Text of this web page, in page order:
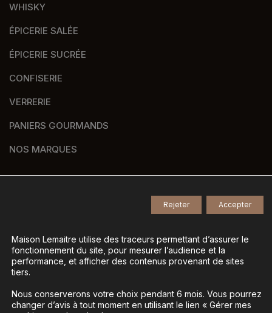
WHISKY
ÉPICERIE SALÉE
ÉPICERIE SUCRÉE
CONFISERIE
VERRERIE
PANIERS GOURMANDS
NOS MARQUES
Tous droits réservés -
Mentions légales-
Gestion des données personnelles-
Gérer mes cookies
Maison Lemaitre utilise des traceurs permettant d’assurer le
fonctionnement du site, pour mesurer l’audience et la
performance, et afficher des contenus provenant de sites
tiers.
Nous conserverons votre choix pendant 6 mois. Vous pourrez
changer d’avis à tout moment en utilisant le lien « Gérer mes
Accepter
Rejeter